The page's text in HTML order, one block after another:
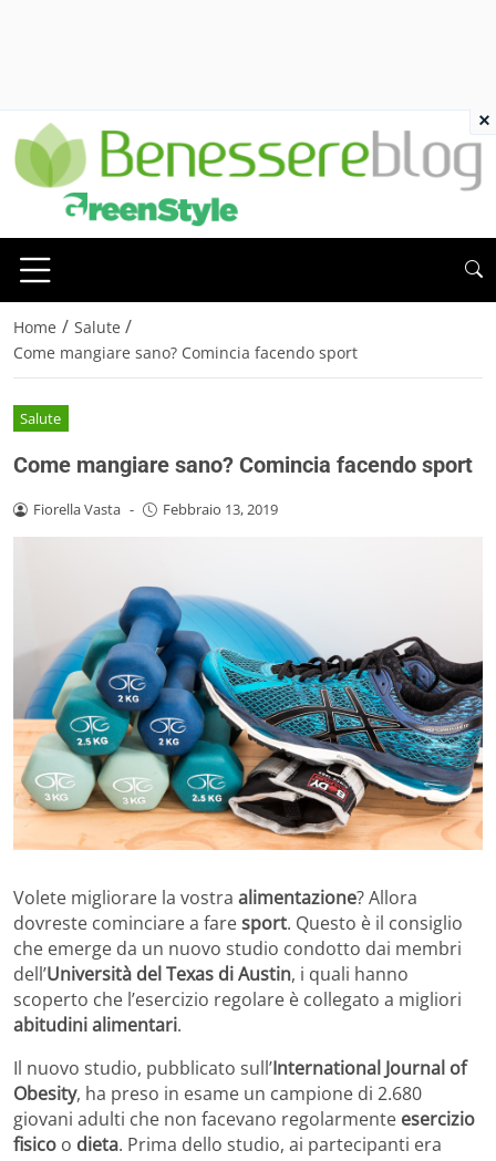
Home / Salute /
Come mangiare sano? Comincia facendo sport
Salute
Come mangiare sano? Comincia facendo sport
Fiorella Vasta - Febbraio 13, 2019
Volete migliorare la vostra alimentazione? Allora
dovreste cominciare a faresport. Questo è il consiglio
che emerge da un nuovo studio condotto dai membri
dell’Università del Texas di Austin, i quali hanno
scoperto che l’esercizio regolare è collegato a migliori
abitudini alimentari.
Il nuovo studio, pubblicato sull’International Journal of
Obesity, ha preso in esame un campione di 2.680
giovani adulti che non facevano regolarmente esercizio
fisico o dieta. Prima dello studio, ai partecipanti era
×